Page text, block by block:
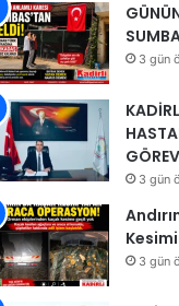
3 gün
3 gün
3 gün